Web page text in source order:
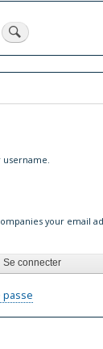
username.
your email
passe